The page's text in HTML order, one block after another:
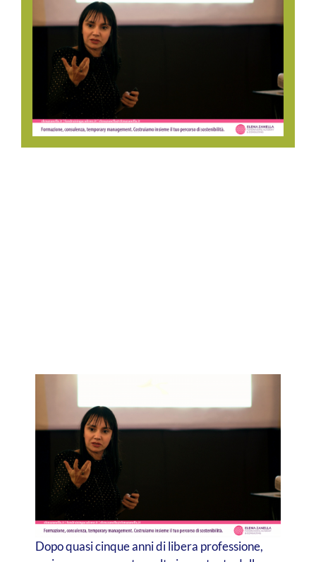
Dopo quasi cinque anni di libera professione,